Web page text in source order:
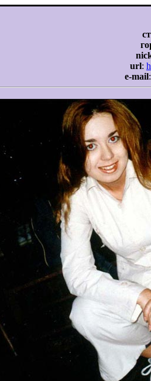
url:
e-mail